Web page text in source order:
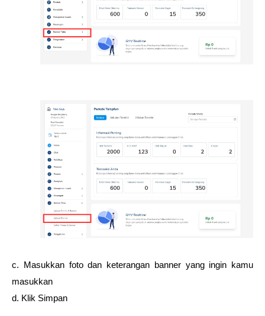
c. Masukkan foto dan keterangan banner yang ingin kamu
masukkan
d. Klik Simpan